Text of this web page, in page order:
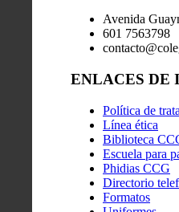
Avenida
601 7563798
ENLACES DE
Política de
Línea ética
Biblioteca
Escuela para
Phidias CCG
Directorio
Formatos